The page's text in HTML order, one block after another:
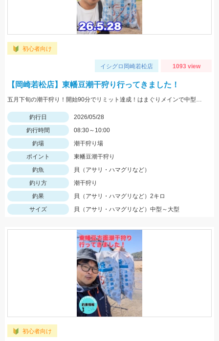
初心者向け
イシグロ岡崎若松店 1093 view
【岡崎若松店】東幡豆潮干狩り行ってきました！
五月下旬の潮干狩り！開始90分でリミット達成！はまぐりメインで中型～大型が混ざりました！まだまだ好調ですよ！
釣行日
2026/05/28
釣行時間
08:30～10:00
釣場
潮干狩り場
ポイント
東幡豆潮干狩り
釣魚
貝（アサリ・ハマグリなど）
釣り方
潮干狩り
釣果
貝（アサリ・ハマグリなど）2キロ
サイズ
貝（アサリ・ハマグリなど）中型～大型
初心者向け